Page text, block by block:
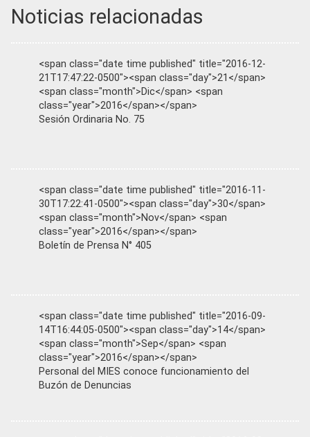
Noticias relacionadas
<span class="date time published" title="2016-12-
21T17:47:22-0500"><span class="day">21</span>
<span class="month">Dic</span> <span
class="year">2016</span></span>
Sesión Ordinaria No. 75
<span class="date time published" title="2016-11-
30T17:22:41-0500"><span class="day">30</span>
<span class="month">Nov</span> <span
class="year">2016</span></span>
Boletín de Prensa N° 405
<span class="date time published" title="2016-09-
14T16:44:05-0500"><span class="day">14</span>
<span class="month">Sep</span> <span
class="year">2016</span></span>
Personal del MIES conoce funcionamiento del
Buzón de Denuncias